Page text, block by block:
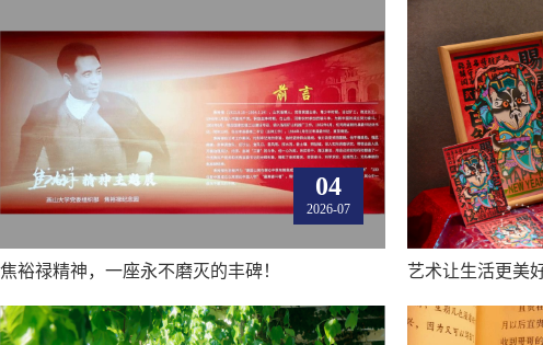
04
2026-07
焦裕禄精神，一座永不磨灭的丰碑！